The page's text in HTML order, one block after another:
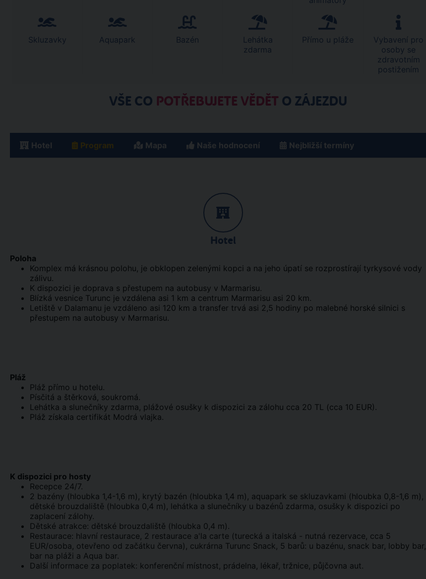
Skluzavky Aquapark Bazén
Lehátka
zdarma
Přímo u pláže
Vybavení pro
osoby se
zdravotním
postižením
VŠE CO POTŘEBUJETE VĚDĚT O ZÁJEZDU
Hotel Program Mapa Naše hodnocení Nejbližší termíny
Hotel
Poloha
Komplex má krásnou polohu, je obklopen zelenými kopci a na jeho úpatí se rozprostírají tyrkysové vody
zálivu.
K dispozici je doprava s přestupem na autobusy v Marmarisu.
Blízká vesnice Turunc je vzdálena asi 1 km a centrum Marmarisu asi 20 km.
Letiště v Dalamanu je vzdáleno asi 120 km a transfer trvá asi 2,5 hodiny po malebné horské silnici s
přestupem na autobusy v Marmarisu.
Pláž
Pláž přímo u hotelu.
Písčitá a štěrková, soukromá.
Lehátka a slunečníky zdarma, plážové osušky k dispozici za zálohu cca 20 TL (cca 10 EUR).
Pláž získala certifikát Modrá vlajka.
K dispozici pro hosty
Recepce 24/7.
2 bazény (hloubka 1,4-1,6 m), krytý bazén (hloubka 1,4 m), aquapark se skluzavkami (hloubka 0,8-1,6 m),
dětské brouzdaliště (hloubka 0,4 m), lehátka a slunečníky u bazénů zdarma, osušky k dispozici po
zaplacení zálohy.
Dětské atrakce: dětské brouzdaliště (hloubka 0,4 m).
Restaurace: hlavní restaurace, 2 restaurace a'la carte (turecká a italská - nutná rezervace, cca 5
EUR/osoba, otevřeno od začátku června), cukrárna Turunc Snack, 5 barů: u bazénu, snack bar, lobby bar,
bar na pláži a Aqua bar.
Další informace za poplatek: konferenční místnost, prádelna, lékař, tržnice, půjčovna aut.